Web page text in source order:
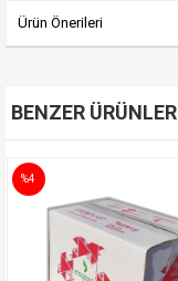
Ürün Önerileri
BENZER ÜRÜNLER
%4